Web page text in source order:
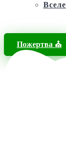
Фонд
Пожертва ⛪️